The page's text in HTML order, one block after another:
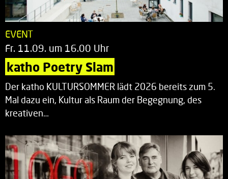
EVENT
Fr. 11.09. um 16.00 Uhr
katho Poetry Slam
Der katho KULTURSOMMER lädt 2026 bereits zum 5.
Mal dazu ein, Kultur als Raum der Begegnung, des
kreativen…